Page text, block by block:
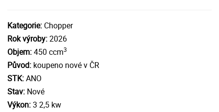
Kategorie: Chopper
Rok výroby:2026
Objem:450 ccm3
Původ: koupeno nové v ČR
STK:ANO
Stav: Nové
Výkon:3 2,5 kw